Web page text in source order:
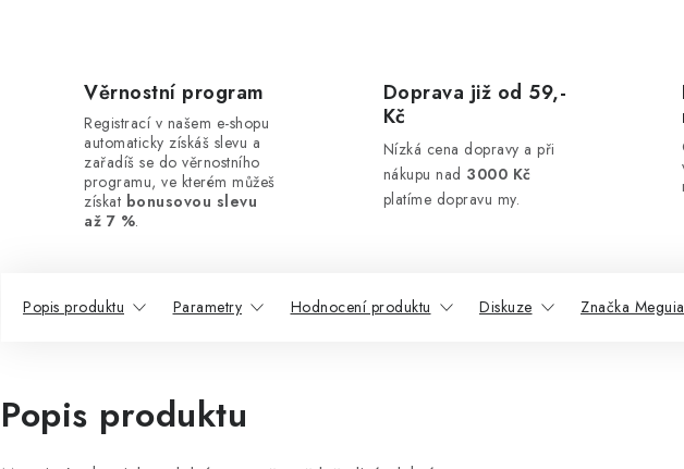
Věrnostní program
Registrací v našem e-shopu
automaticky získáš slevu a
zařadíš se do věrnostního
programu, ve kterém můžeš
získat bonusovou slevu
až 7 %.
Doprava již od 59,-
Kč
Nízká cena dopravy a při
nákupu nad 3000 Kč
platíme dopravu my.
Popis produktu Parametry Hodnocení produktu Diskuze Značka
Popis produktu